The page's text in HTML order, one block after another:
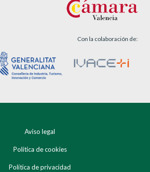
Con la colaboración de:
Aviso legal
Política de cookies
Política de privacidad